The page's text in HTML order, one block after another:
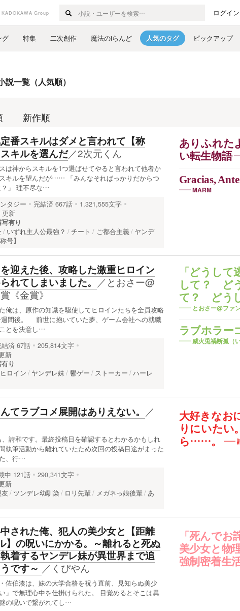
KADOKAWA Group ログイン
グ 特集 二次創作 魔法のiらんど 人気のタグ ピックアップ
説一覧（人気順）
新作順
ありふれた
い転生物語
Gracias,
MARM
番スキルはダメと言われて【称
キルを選んだ／2次元くん
は神からスキルを1つ選ばせてやると言われて他者か
キルを望んだが…… 「みんなそればっかりだからつ
？」 理不尽な…
タジー 完結済 667話
1,321,555文字
更新
有り
いずれ主人公最強？ チート ご都合主義
ヤンデ
称号】
「どうし
して？ ど
て？ どう
とおさー@ファ
ラブホラー
威火兎禍断孤（
迎えた後、攻略した激重ヒロイン
れてしまいました。 ／ とおさー@
《金賞》
俺は、原作の知識を駆使してヒロインたちを全員攻略
間後。 前世に抱いていた夢、ゲーム会社への就職
とを決意し…
結済 67話
205,814文字
新
り
ロイン ヤンデレ妹 鬱ゲー ストーカー
ハーレ
大好きなお
りにいたい
ら……。
てラブコメ展開はありえない。 ／
詩和です。最終投稿日を確認するとわかるかもしれ
執筆活動から離れていたため次回の投稿目途がまった
、行…
中 121話
290,341文字
新
ツンデレ幼馴染 ロリ先輩 メガネっ娘後輩 あ
「死んでお
美少女と物
強制密着生活
された俺、犯人の美少女と【距離
】の呪いにかかる。～離れると死ぬ
着するヤンデレ妹が異世界まで追
です～ ／ くぴやん
佐伯湊は、妹の大学合格を祝う直前、見知らぬ美少
」で無理心中を仕掛けられた。 目覚めるとそこは異
の呪いで繋がれてし…